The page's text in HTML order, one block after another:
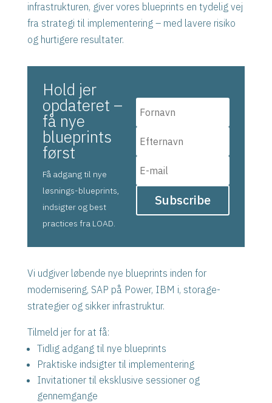
infrastrukturen, giver vores blueprints en tydelig vej
fra strategi til implementering – med lavere risiko
og hurtigere resultater.
Hold jer
opdateret –
få nye
blueprints
først
Få adgang til nye
løsnings-blueprints,
indsigter og best
practices fra LOAD.
Subscribe
Vi udgiver løbende nye blueprints inden for
modernisering, SAP på Power, IBM i, storage-
strategier og sikker infrastruktur.
Tilmeld jer for at få:
Tidlig adgang til nye blueprints
Praktiske indsigter til implementering
Invitationer til eksklusive sessioner og
gennemgange